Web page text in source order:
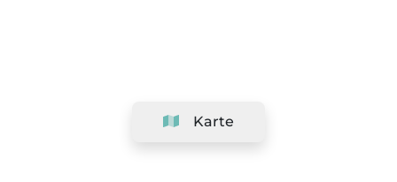
Karte